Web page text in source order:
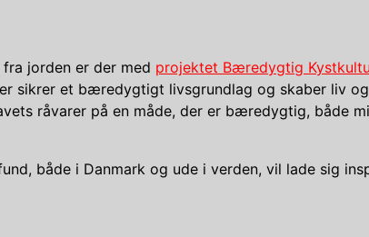
jorden er der med projektet Bæredygtig
sikrer et bæredygtigt livsgrundlag og skaber liv
råvarer på en måde, der er bæredygtig, både
både i Danmark og ude i verden, vil lade sig